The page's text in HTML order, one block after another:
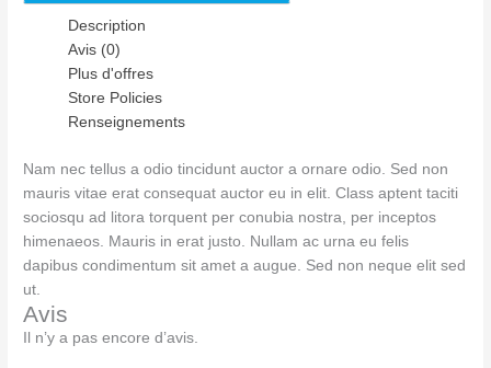
Description
Avis (0)
Plus d'offres
Store Policies
Renseignements
Nam nec tellus a odio tincidunt auctor a ornare odio. Sed non
mauris vitae erat consequat auctor eu in elit. Class aptent taciti
sociosqu ad litora torquent per conubia nostra, per inceptos
himenaeos. Mauris in erat justo. Nullam ac urna eu felis
dapibus condimentum sit amet a augue. Sed non neque elit sed
ut.
Avis
Il n’y a pas encore d’avis.